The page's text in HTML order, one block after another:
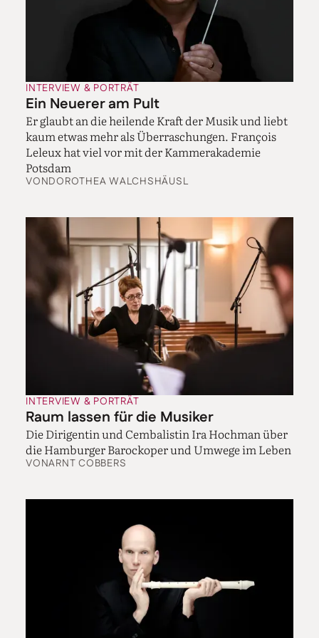
gesehen und dachte mir, das würde ich nie schaffen.
Aber vor etwa eineinhalb Jahren hab ich mich
hingesetzt und das Stück gelernt – das hat viel Energie
und Geduld gekostet. Und Zeit! Das lernt man nicht in
einem Monat. Da sind so viele neue Techniken drin.
Ich kann es bis heute nicht ohne Noten spielen, weil es
so kompliziert ist. Und wenn man raus ist, ist man
raus. Aber für mich ist es das perfekte Beispiel für
amerikanische Klassik.
Was genau ist amerikanische Klassik?
Diese Frage stand auch für mich ganz am Anfang. Und
die „Rhapsody in Blue“. Von Barber hingegen kennt
man nur das „Adagio for Strings“. Dabei war er so
vielseitig und alles andere als ein One-Hit-Wonder.
Auch Amy Beach zählt nicht zu den Popstars der
Klassik.
Nein, sie war auch für mich eine wirkliche
Entdeckung. Ihre Musik klingt so romantisch, ist so
ernsthaft und von hoher Qualität, und man spürt – wie
bei Clara Schumann – in jedem Werk, dass sie eine
hervorragende Pianistin war. Sie hat die große
Struktur beherrscht. Die Variationen sind ein
Riesenwerk mit vielen unterschiedlichen Elementen –
schumannesk, chopinesk ...
Glauben Sie, dass Sie mit diesem Programm ein
wird gar nicht oft im Konzert gespielt, dabei ist es jedes
Mal ein Riesenerfolg. Also versuche ich, mit so einem
Schlüsselwerk das Publikum anzulocken und dann
den Blick ein wenig zu erweitern, zum Beispiel mit
Barber. Meist ist es dann so, dass sich die Leute über
Gershwin freuen, aber auch sagen, dass sie von Barber
oder Beach besonders beeindruckt waren.
INTERVIEW & PORTRÄT
Ein Neuerer am Pult
Er glaubt an die heilende Kraft der Musik und liebt
kaum etwas mehr als Überraschungen. François
Leleux hat viel vor mit der Kammerakademie
Potsdam
VONDOROTHEA WALCHSHÄUSL
INTERVIEW & PORTRÄT
Raum lassen für die Musiker
Die Dirigentin und Cembalistin Ira Hochman über
die Hamburger Barockoper und Umwege im Leben
VONARNT COBBERS